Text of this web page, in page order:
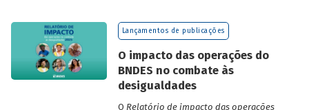
de finanças e seguros – e de quatro
dimensões: lucratividade, solvência,
Lançamentos de publicações
O impacto das operações do
BNDES no combate às
desigualdades
O Relatório de impacto das operações